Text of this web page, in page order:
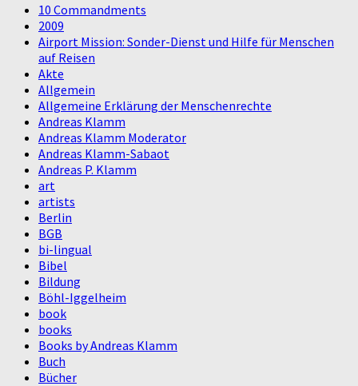
10 Commandments
2009
Airport Mission: Sonder-Dienst und Hilfe für Menschen
auf Reisen
Akte
Allgemein
Allgemeine Erklärung der Menschenrechte
Andreas Klamm
Andreas Klamm Moderator
Andreas Klamm-Sabaot
Andreas P. Klamm
art
artists
Berlin
BGB
bi-lingual
Bibel
Bildung
Böhl-Iggelheim
book
books
Books by Andreas Klamm
Buch
Bücher